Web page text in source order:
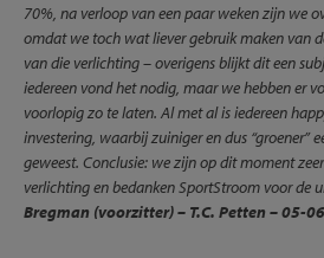
70%, na verloop van een paar weken zijn we
omdat we toch wat liever gebruik maken van
van die verlichting – overigens blijkt dit een
iedereen vond het nodig, maar we hebben er
voorlopig zo te laten. Al met al is iedereen
investering, waarbij zuiniger en dus “groener”
geweest. Conclusie: we zijn op dit moment
verlichting en bedanken SportStroom voor de
Bregman (voorzitter) – T.C. Petten – 05-